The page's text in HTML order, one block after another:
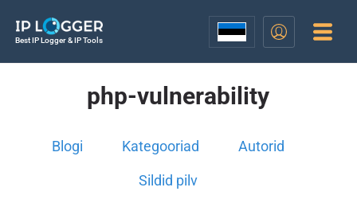
Best IP Logger & IP Tools
php-vulnerability
Blogi Kategooriad Autorid
Sildid pilv